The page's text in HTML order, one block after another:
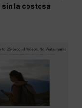
sin la costosa